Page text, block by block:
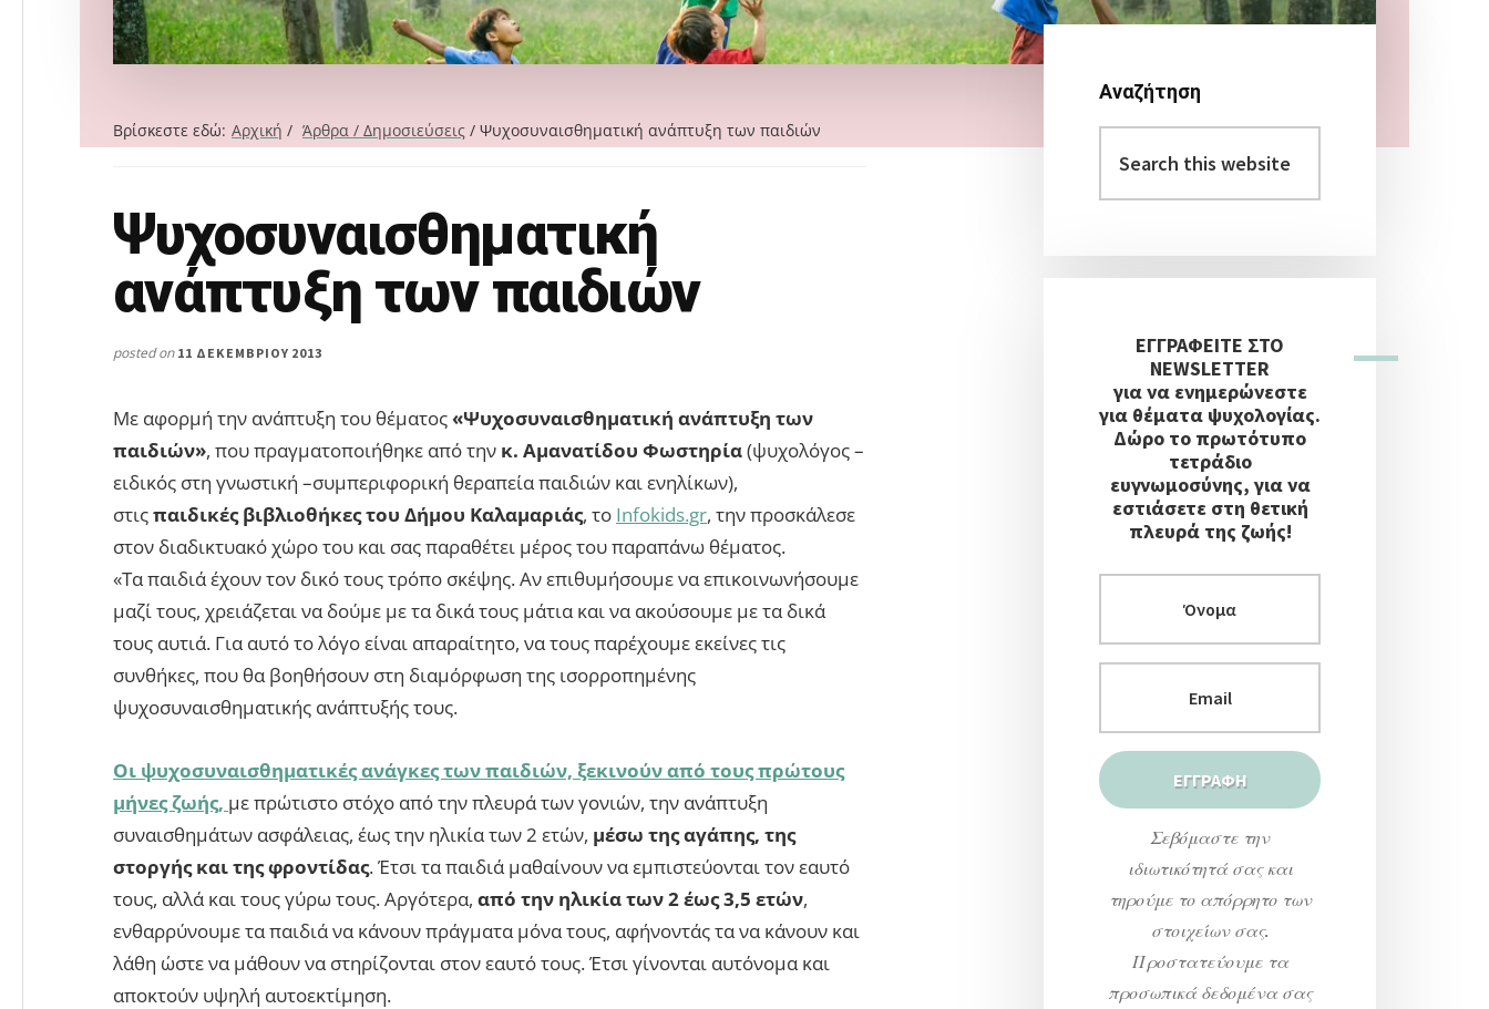
Βρίσκεστε εδώ: Αρχική / Άρθρα / Δημοσιεύσεις / Ψυχοσυναισθηματική ανάπτυξη των παιδιών
Search
this
website
Ψυχοσυναισθηματική
ανάπτυξη των παιδιών
posted on 11 ΔΕΚΕΜΒΡΊΟΥ 2013
Με αφορμή την ανάπτυξη του θέματος «Ψυχοσυναισθηματική ανάπτυξη των
παιδιών», που πραγματοποιήθηκε από την κ. Αμανατίδου Φωστηρία(ψυχολόγος –
ειδικός στη γνωστική –συμπεριφορική θεραπεία παιδιών και ενηλίκων),
στιςπαιδικές βιβλιοθήκες του Δήμου Καλαμαριάς, το Infokids.gr, την προσκάλεσε
στον διαδικτυακό χώρο του και σας παραθέτει μέρος του παραπάνω θέματος.
«Τα παιδιά έχουν τον δικό τους τρόπο σκέψης. Αν επιθυμήσουμε να επικοινωνήσουμε
μαζί τους, χρειάζεται να δούμε με τα δικά τους μάτια και να ακούσουμε με τα δικά
τους αυτιά. Για αυτό το λόγο είναι απαραίτητο, να τους παρέχουμε εκείνες τις
συνθήκες, που θα βοηθήσουν στη διαμόρφωση της ισορροπημένης
ψυχοσυναισθηματικής ανάπτυξής τους.
Οι ψυχοσυναισθηματικές ανάγκες των παιδιών, ξεκινούν από τους πρώτους
μήνες ζωής, με πρώτιστο στόχο από την πλευρά των γονιών, την ανάπτυξη
συναισθημάτων ασφάλειας, έως την ηλικία των 2 ετών, μέσω της αγάπης, της
στοργής και της φροντίδας. Έτσι τα παιδιά μαθαίνουν να εμπιστεύονται τον εαυτό
τους, αλλά και τους γύρω τους. Αργότερα, από την ηλικία των 2 έως 3,5 ετών,
ενθαρρύνουμε τα παιδιά να κάνουν πράγματα μόνα τους, αφήνοντάς τα να κάνουν και
λάθη ώστε να μάθουν να στηρίζονται στον εαυτό τους. Έτσι γίνονται αυτόνομα και
αποκτούν υψηλή αυτοεκτίμηση.
Αρχική
Πλευρική
Στήλη
Αναζήτηση
this
website
ΕΓΓΡΑΦΕΙΤΕ ΣΤΟ
NEWSLETTER
για να ενημερώνεστε
για θέματα ψυχολογίας.
Δώρο το πρωτότυπο
τετράδιο
ευγνωμοσύνης, για να
εστιάσετε στη θετική
πλευρά της ζωής!
Σεβόμαστε την
ιδιωτικότητά σας και
τηρούμε το απόρρητο των
στοιχείων σας.
Προστατεύουμε τα
προσωπικά δεδομένα σας